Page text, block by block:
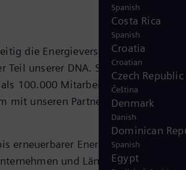
Spanish
Costa Rica
Spanish
Croatia
Croatian
Czech Republic
Čeština
Denmark
Danish
Dominican
Spanish
Egypt
die Energieversorgung ausbauen?
unserer DNA. Seit mehr als 150
100.000 Mitarbeiterinnen und
unseren Partnern Lösungen zu
erneuerbarer Energie, von
und Länder mit dem zu